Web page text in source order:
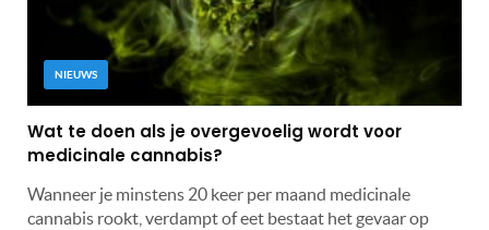
NIEUWS
Wat te doen als je overgevoelig wordt voor
medicinale cannabis?
Wanneer je minstens 20 keer per maand medicinale
cannabis rookt, verdampt of eet bestaat het gevaar op